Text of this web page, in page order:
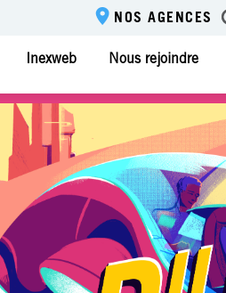
NOS AGENCES
Inexweb Nous rejoindre